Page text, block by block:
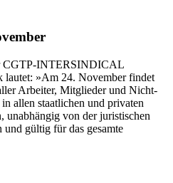
CGTP-INTERSINDICAL
»Am 24. November findet
Arbeiter, Mitglieder und Nicht-
allen staatlichen und privaten
unabhängig von der juristischen
gültig für das gesamte